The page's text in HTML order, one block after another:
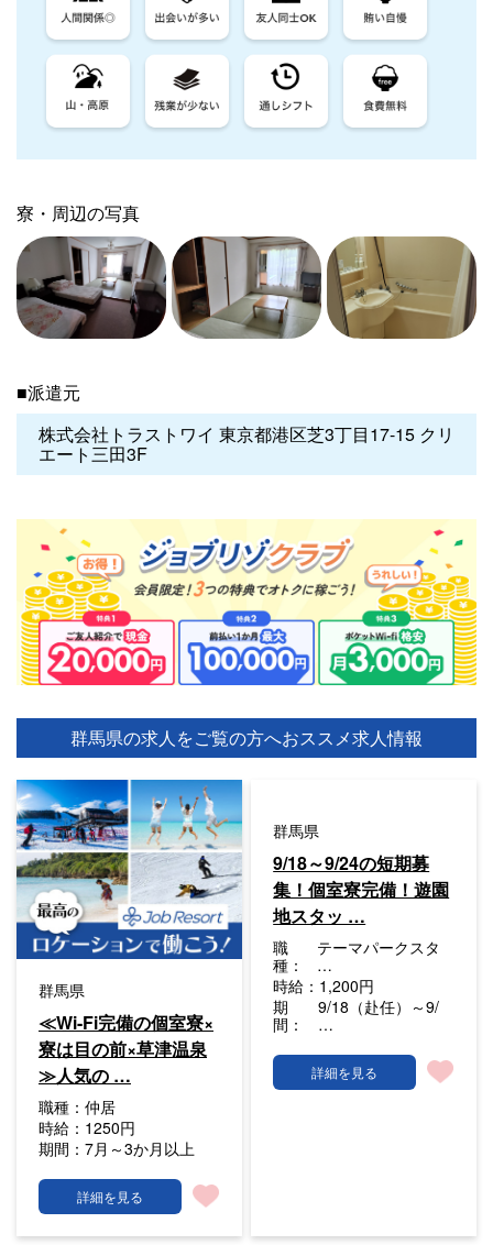
寮・周辺の写真
■派遣元
株式会社トラストワイ 東京都港区芝3丁目17-15 クリ
エート三田3F
群馬県の求人をご覧の方へおススメ求人情報
群馬県
≪Wi-Fi完備の個室寮×
寮は目の前×草津温泉
≫人気の …
職種： 仲居
時給： 1250円
期間： 7月～3か月以上
詳細を見る
群馬県
9/18～9/24の短期募
集！個室寮完備！遊園
地スタッ …
職
種：
テーマパークスタ
…
時給： 1,200円
期
間：
9/18（赴任）～9/
…
詳細を見る